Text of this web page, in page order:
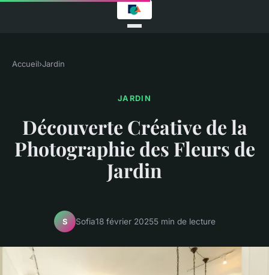
Accueil›Jardin
JARDIN
Découverte Créative de la
Photographie des Fleurs de
Jardin
S Sofia18 février 20255 min de lecture